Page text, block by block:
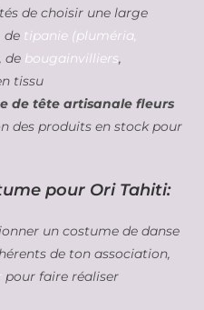
de choisir une large
de tipanie (pluméria,
, de bougainvilliers,
tissu
de tête artisanale fleurs
des produits en stock pour
pour Ori Tahiti:
un costume de danse
de ton association,
pour faire réaliser